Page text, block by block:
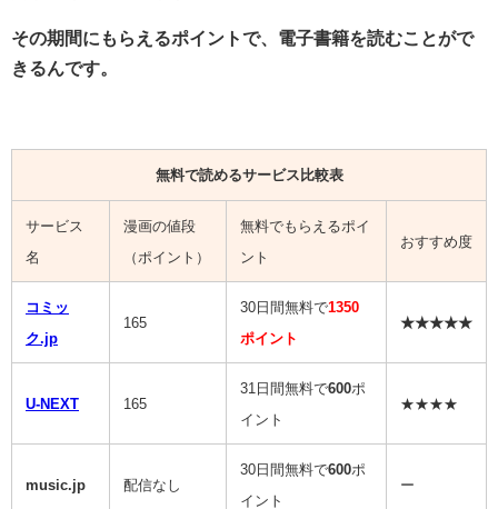
その期間にもらえるポイントで、電子書籍を読むことがで
きるんです。
無料で読めるサービス比較表
サービス
名
漫画の値段
（ポイント）
無料でもらえるポイ
ント
おすすめ度
コミッ
ク.jp
165
30日間無料で1350
ポイント
★★★★★
U-NEXT 165
31日間無料で600ポ
イント
★★★★
music.jp 配信なし
30日間無料で600ポ
イント
ー